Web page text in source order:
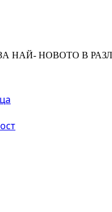
НАЙ- НОВОТО В